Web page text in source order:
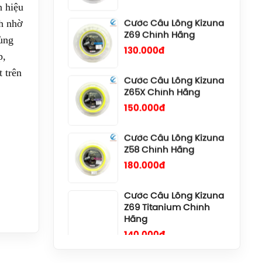
hiệu
nhờ
trên
Cước Cầu Lông Kizuna
Z69 Chính Hãng
130.000đ
Cước Cầu Lông Kizuna
Z65X Chính Hãng
150.000đ
Cước Cầu Lông Kizuna
Z58 Chính Hãng
180.000đ
Cước Cầu Lông Kizuna
Z69 Titanium Chính
Hãng
140.000đ